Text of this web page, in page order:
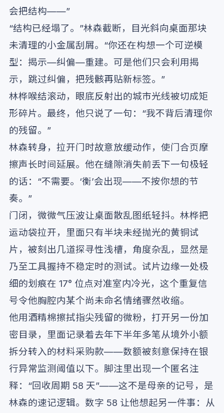
会把结构——”
“结构已经塌了。”林森截断，目光斜向桌面那块
未清理的小金属刮屑。“你还在构想一个可逆模
型：揭示—纠偏—重建。可是他们只会利用揭
示，跳过纠偏，把残骸再贴新标签。”
林桦喉结滚动，眼底反射出的城市光线被切成矩
形碎片。最终，他只说了一句：“我不背后清理你
的残留。”
林森转身，拉开门时故意放缓动作，使门合页摩
擦声长时间延展。他在缝隙消失前丢下一句极轻
的话：“不需要。‘衡’会出现——不按你想的节
奏。”
门闭，微微气压波让桌面散乱图纸轻抖。林桦把
运动袋拉开，里面只有半块未经抛光的黄铜试
片，被刻出几道探寻性浅槽，角度杂乱，显然是
乃至工具握持不稳定时的测试。试片边缘一处极
细的划痕在 17° 位点对准室内冷光，这个重复信
号令他胸腔内某个尚未命名情绪骤然收缩。
他用酒精棉擦拭指尖残留的微粉，打开另一份加
密目录，里面记录着去年下半年多笔从境外小额
拆分转入的材料采购款——数额被刻意保持在银
行异常监测阈值以下。脚注里出现一个匿名注
释：“回收周期 58 天”——这不是母亲的记号，是
林森的速记逻辑。数字 58 让他想起另一件事：从